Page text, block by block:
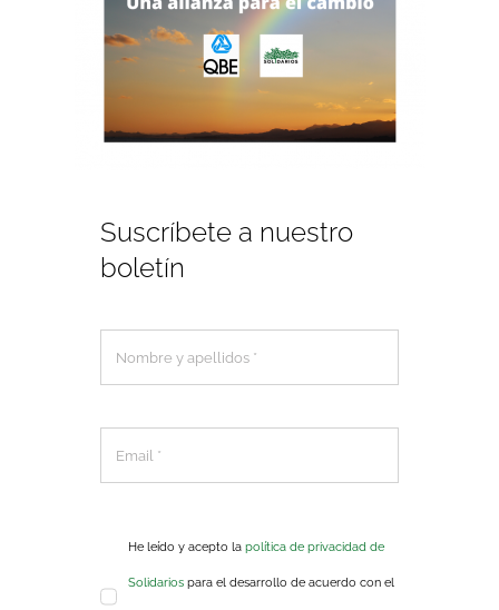
Suscríbete a nuestro
boletín
He leído y acepto lapolítica de privacidad de
Solidarios para el desarrollo de acuerdo con el